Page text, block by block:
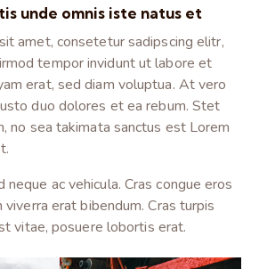
unde omnis iste natus et
amet, consetetur sadipscing elitr,
tempor invidunt ut labore et
erat, sed diam voluptua. At vero
duo dolores et ea rebum. Stet
no sea takimata sanctus est Lorem
ac vehicula. Cras congue eros
viverra erat bibendum. Cras turpis
vitae, posuere lobortis erat.